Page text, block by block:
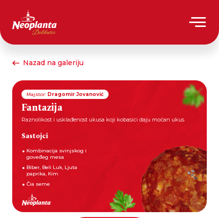
Nazad na galeriju
Majstor: Dragomir Jovanović
Fantazija
Raznolikost i usklađenost ukusa koji kobasici daju moćan ukus
Sastojci
Kombinacija svinjskog i
goveđeg mesa
Biber, Beli Luk, Ljuta
paprika, Kim
Čia seme